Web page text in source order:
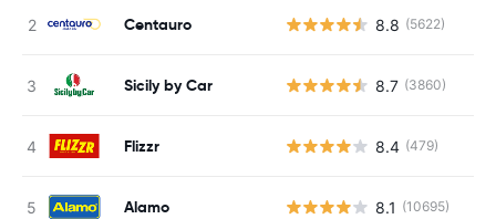
Centauro 8.8 (5622)
Sicily by Car 8.7 (3860)
Flizzr 8.4 (479)
Alamo 8.1 (10695)